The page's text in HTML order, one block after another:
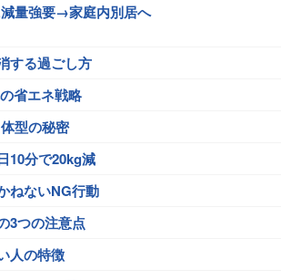
量強要→家庭内別居へ
する過ごし方
省エネ戦略
型の秘密
10分で20kg減
ねないNG行動
3つの注意点
人の特徴